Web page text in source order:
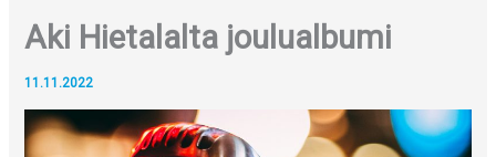
Aki Hietalalta joulualbumi
11.11.2022